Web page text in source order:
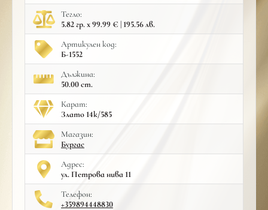
Тегло:
5.82 гр. x 99.99 € | 195.56 лв.
Артикулен код:
Б-1552
Дължина:
50.00 cm.
Карат:
Злато 14к/585
Mагазин:
Бургас
Адрес:
ул. Петрова нива 11
Телефон:
+359894448830